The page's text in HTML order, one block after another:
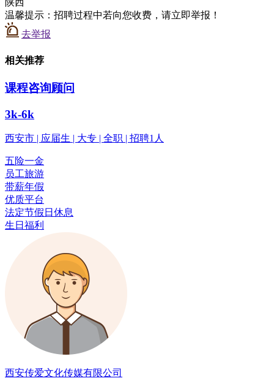
陕西
温馨提示：招聘过程中若向您收费，请立即举报！
去举报
相关推荐
课程咨询顾问
3k-6k
西安市 | 应届生 | 大专 | 全职 | 招聘1人
五险一金
员工旅游
带薪年假
优质平台
法定节假日休息
生日福利
西安传爱文化传媒有限公司